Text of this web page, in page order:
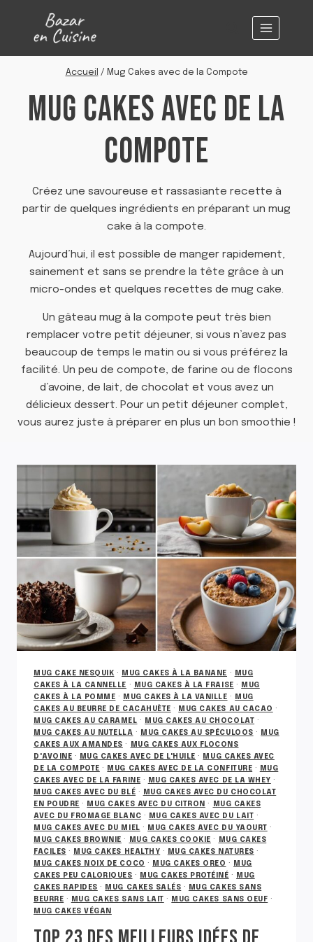
contenu
Accueil / Mug Cakes avec de la Compote
MUG CAKES AVEC DE LA
COMPOTE
Créez une savoureuse et rassasiante recette à
partir de quelques ingrédients en préparant un mug
cake à la compote.
Aujourd’hui, il est possible de manger rapidement,
sainement et sans se prendre la tête grâce à un
micro-ondes et quelques recettes de mug cake.
Un gâteau mug à la compote peut très bien
remplacer votre petit déjeuner, si vous n’avez pas
beaucoup de temps le matin ou si vous préférez la
facilité. Un peu de compote, de farine ou de flocons
d’avoine, de lait, de chocolat et vous avez un
délicieux dessert. Pour un petit déjeuner complet,
vous aurez juste à préparer en plus un bon smoothie !
MUG CAKE NESQUIK · MUG CAKES À LA BANANE ·
MUG
CAKES À LA CANNELLE · MUG CAKES À LA FRAISE ·
MUG
CAKES À LA POMME · MUG CAKES À LA VANILLE ·
MUG
CAKES AU BEURRE DE CACAHUÈTE · MUG CAKES AU CACAO ·
MUG CAKES AU CARAMEL · MUG CAKES AU CHOCOLAT ·
MUG CAKES AU NUTELLA · MUG CAKES AU SPÉCULOOS ·
MUG
CAKES AUX AMANDES ·
MUG CAKES AUX FLOCONS
D'AVOINE · MUG CAKES AVEC DE L'HUILE ·
MUG CAKES AVEC
DE LA COMPOTE · MUG CAKES AVEC DE LA CONFITURE ·
MUG
CAKES AVEC DE LA FARINE · MUG CAKES AVEC DE LA WHEY ·
MUG CAKES AVEC DU BLÉ ·
MUG CAKES AVEC DU CHOCOLAT
EN POUDRE · MUG CAKES AVEC DU CITRON ·
MUG CAKES
AVEC DU FROMAGE BLANC · MUG CAKES AVEC DU LAIT ·
MUG CAKES AVEC DU MIEL · MUG CAKES AVEC DU YAOURT ·
MUG CAKES BROWNIE · MUG CAKES COOKIE ·
MUG CAKES
FACILES · MUG CAKES HEALTHY · MUG CAKES NATURES ·
MUG CAKES NOIX DE COCO · MUG CAKES OREO ·
MUG
CAKES PEU CALORIQUES · MUG CAKES PROTÉINÉ ·
MUG
CAKES RAPIDES · MUG CAKES SALÉS ·
MUG CAKES SANS
BEURRE · MUG CAKES SANS LAIT · MUG CAKES SANS OEUF ·
MUG CAKES VÉGAN